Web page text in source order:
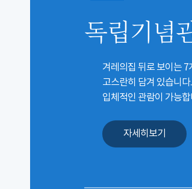
독립기념
겨레의집 뒤로 보이는
고스란히 담겨 있습니
입체적인 관람이 가능
자세히보기